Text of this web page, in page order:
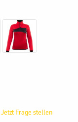
Jetzt Frage stellen